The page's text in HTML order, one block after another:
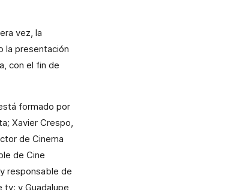
vez, la
la presentación
, con el fin de
formado por
Xavier Crespo,
de Cinema
de Cine
responsable de
tv; y Guadalupe